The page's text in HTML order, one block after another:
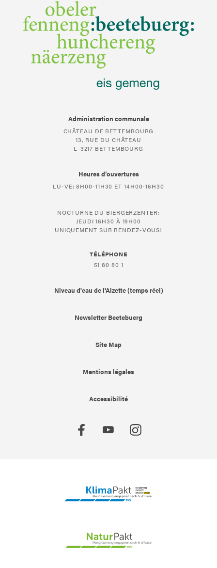
Administration communale
CHÂTEAU DE BETTEMBOURG
13, RUE DU CHÂTEAU
L-3217 BETTEMBOURG
Heures d’ouvertures
LU-VE: 8H00-11H30 ET 14H00-16H30
NOCTURNE DU BIERGERZENTER:
JEUDI 16H30 À 19H00
UNIQUEMENT SUR RENDEZ-VOUS!
TÉLÉPHONE
51 80 80 1
Niveau d'eau de l'Alzette (temps réel)
Newsletter Beetebuerg
Site Map
Mentions légales
Accessibilité